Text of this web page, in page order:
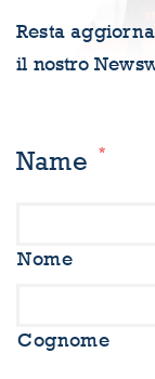
Resta
il nostro
Name *
Nome
Cognome